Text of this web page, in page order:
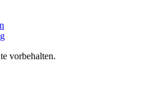
vorbehalten.